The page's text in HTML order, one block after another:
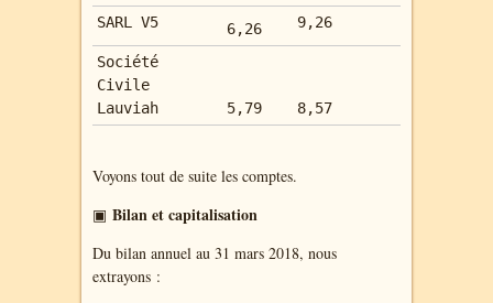
SARL V5
6,26 9,26
Société
Civile
Lauviah
5,79 8,57
Voyons tout de suite les comptes.
▣ Bilan et capitalisation
Du bilan annuel au 31 mars 2018, nous
extrayons :